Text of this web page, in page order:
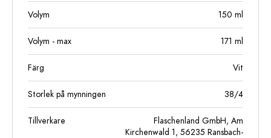
Volym 150 ml
Volym - max 171 ml
Färg Vit
Storlek på mynningen 38/4
Tillverkare
Flaschenland GmbH, Am
Kirchenwald 1, 56235 Ransbach-